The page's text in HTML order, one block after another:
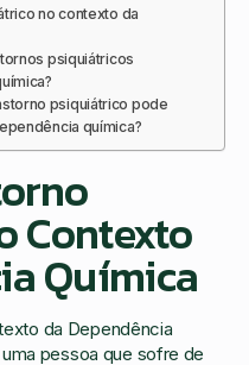
no contexto da
psiquiátricos
psiquiátrico pode
química?
Contexto
Química
da Dependência
pessoa que sofre de